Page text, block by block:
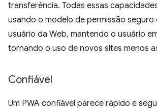
transferência. Todas essas
usando o modelo de permissão
usuário da Web, mantendo o usuário
tornando o uso de novos sites menos
Confiável
Um PWA confiável parece rápido e